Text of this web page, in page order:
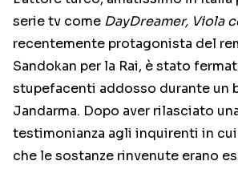
serie tv come DayDreamer, Viola
recentemente protagonista del
Sandokan per la Rai, è stato
stupefacenti addosso durante un
Jandarma. Dopo aver rilasciato
testimonianza agli inquirenti in
che le sostanze rinvenute erano